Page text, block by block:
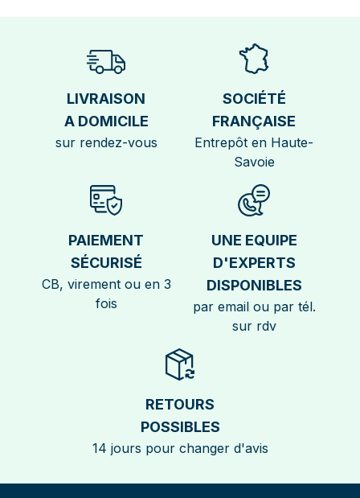
LIVRAISON
A DOMICILE
sur rendez-vous
SOCIÉTÉ
FRANÇAISE
Entrepôt en Haute-
Savoie
PAIEMENT
SÉCURISÉ
CB, virement ou en 3
fois
UNE EQUIPE
D'EXPERTS
DISPONIBLES
par email ou par tél.
sur rdv
RETOURS
POSSIBLES
14 jours pour changer d'avis